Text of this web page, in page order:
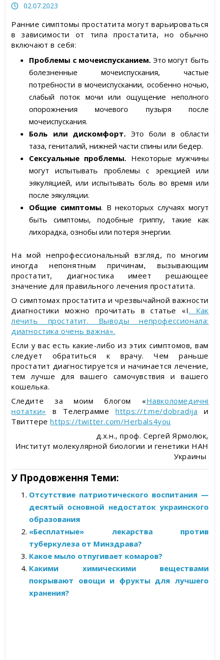
02.07.2023
Ранние симптомы простатита могут варьироваться
в зависимости от типа простатита, но обычно
включают в себя:
Проблемы с мочеиспусканием. Это могут быть
болезненные мочеиспускания, частые
потребности в мочеиспускании, особенно ночью,
слабый поток мочи или ощущение неполного
опорожнения мочевого пузыря после
мочеиспускания.
Боль или дискомфорт. Это боли в области
таза, гениталий, нижней части спины или бедер.
Сексуальные проблемы. Некоторые мужчины
могут испытывать проблемы с эрекцией или
эякуляцией, или испытывать боль во время или
после эякуляции.
Общие симптомы. В некоторых случаях могут
быть симптомы, подобные гриппу, такие как
лихорадка, ознобы или потеря энергии.
На мой непрофессиональный взгляд, по многим
иногда непонятным причинам, вызывающим
простатит, диагностика имеет решающее
значение для правильного лечения простатита.
О симптомах простатита и чрезвычайной важности
диагностики можно прочитать в статье «І. Как
лечить простатит. Выводы непрофессионала:
диагностика очень важна».
Если у вас есть какие-либо из этих симптомов, вам
следует обратиться к врачу. Чем раньше
простатит диагностируется и начинается лечение,
тем лучше для вашего самочувствия и вашего
кошелька.
Следите за моим блогом «Навколомедичні
нотатки» в Телеграммеhttps://t.me/dobradija и
Твиттереhttps://twitter.com/Herbals4you
д.х.н., проф. Сергей Ярмолюк,
Институт молекулярной биологии и генетики НАН
Украины
У Продовження Теми:
Отсутствие патриотического воспитания —
десятый основной недостаток украинского
образования
«Бесплатные» лекарства против
туберкулеза от Минздрава?
Какое мыло отпугивает комаров?
Какими химическими веществами
покрывают овощи и фрукты для лучшего
хранения?
Статьи об измерительных приборах
Пресс-релизы, пост-релизы